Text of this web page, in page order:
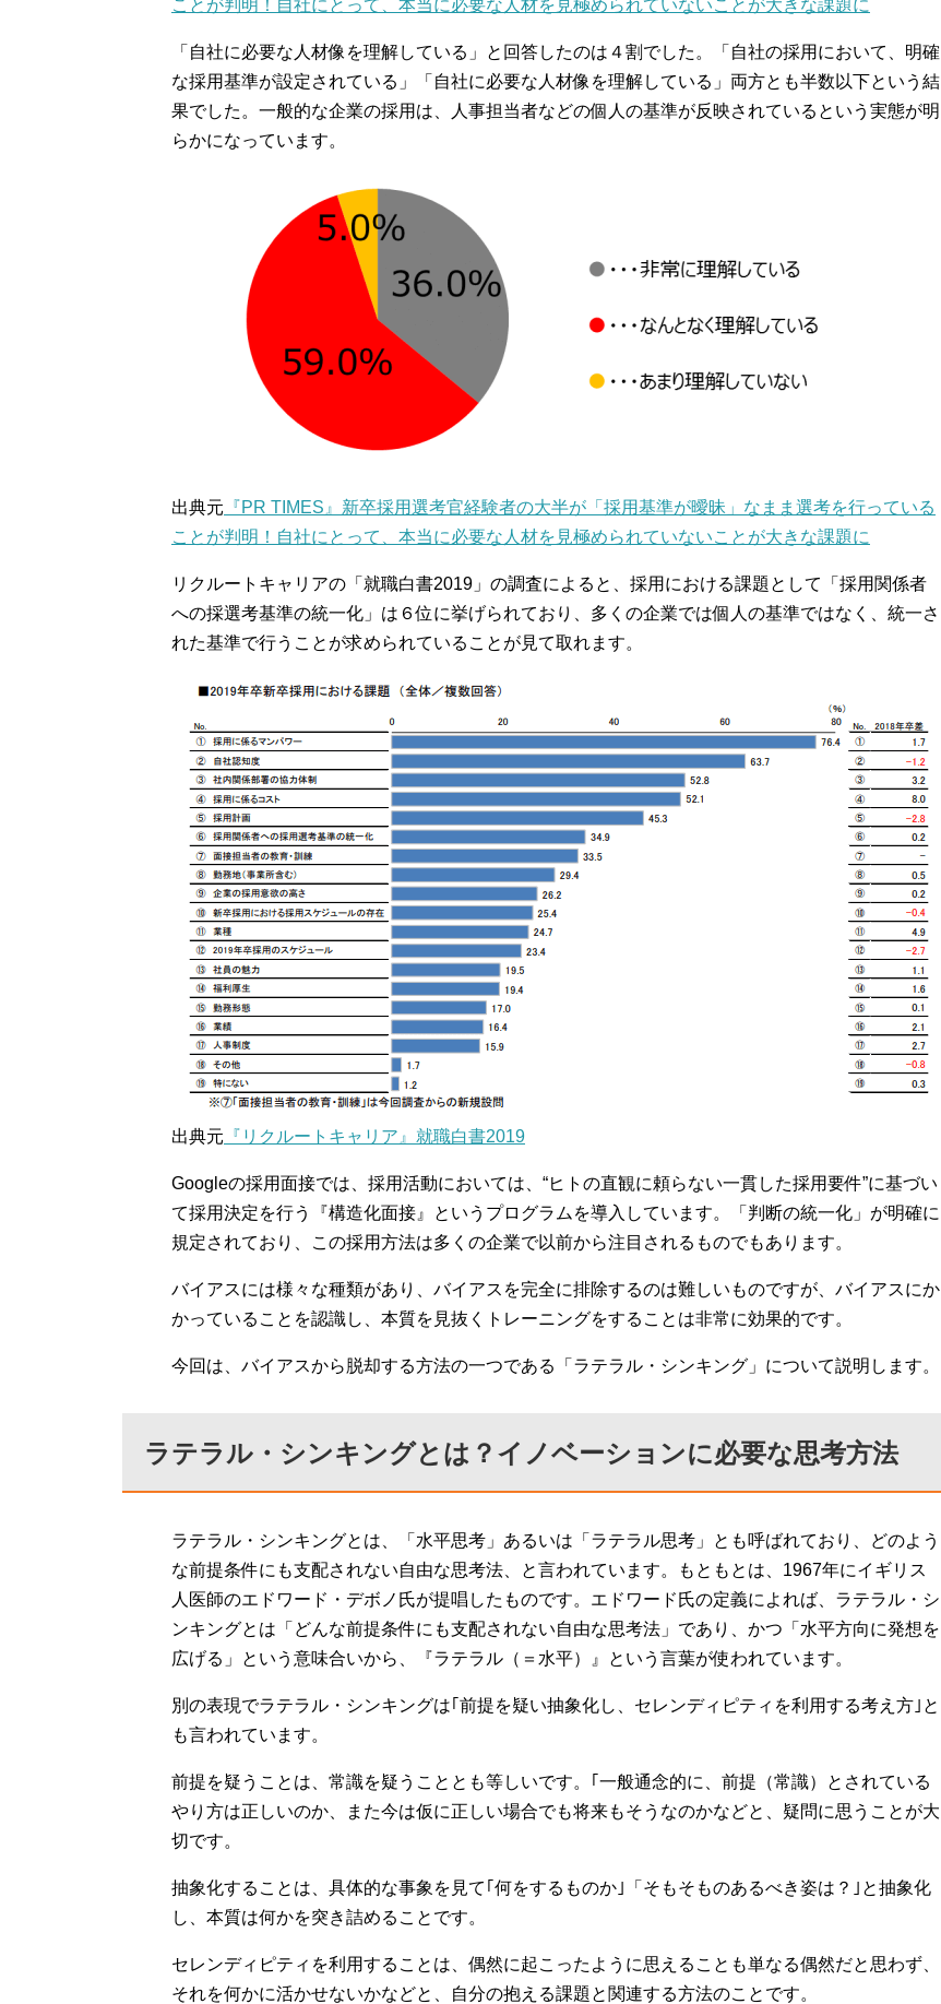
ことが判明！自社にとって、本当に必要な人材を見極められていないことが大きな課題に
「自社に必要な人材像を理解している」と回答したのは４割でした。「自社の採用において、明確
な採用基準が設定されている」「自社に必要な人材像を理解している」両方とも半数以下という結
果でした。一般的な企業の採用は、人事担当者などの個人の基準が反映されているという実態が明
らかになっています。
出典元 『PR TIMES』新卒採用選考官経験者の大半が「採用基準が曖昧」なまま選考を行っている
ことが判明！自社にとって、本当に必要な人材を見極められていないことが大きな課題に
リクルートキャリアの「就職白書2019」の調査によると、採用における課題として「採用関係者
への採選考基準の統一化」は６位に挙げられており、多くの企業では個人の基準ではなく、統一さ
れた基準で行うことが求められていることが見て取れます。
出典元 『リクルートキャリア』就職白書2019
Googleの採用面接では、採用活動においては、“ヒトの直観に頼らない一貫した採用要件”に基づい
て採用決定を行う『構造化面接』というプログラムを導入しています。「判断の統一化」が明確に
規定されており、この採用方法は多くの企業で以前から注目されるものでもあります。
バイアスには様々な種類があり、バイアスを完全に排除するのは難しいものですが、バイアスにか
かっていることを認識し、本質を見抜くトレーニングをすることは非常に効果的です。
今回は、バイアスから脱却する方法の一つである「ラテラル・シンキング」について説明します。
ラテラル・シンキングとは？イノベーションに必要な思考方法
ラテラル・シンキングとは、「水平思考」あるいは「ラテラル思考」とも呼ばれており、どのよう
な前提条件にも支配されない自由な思考法、と言われています。もともとは、1967年にイギリス
人医師のエドワード・デボノ氏が提唱したものです。エドワード氏の定義によれば、ラテラル・シ
ンキングとは「どんな前提条件にも支配されない自由な思考法」であり、かつ「水平方向に発想を
広げる」という意味合いから、『ラテラル（＝水平）』という言葉が使われています。
別の表現でラテラル・シンキングは｢前提を疑い抽象化し、セレンディピティを利用する考え方｣と
も言われています。
前提を疑うことは、常識を疑うこととも等しいです。｢一般通念的に、前提（常識）とされている
やり方は正しいのか、また今は仮に正しい場合でも将来もそうなのかなどと、疑問に思うことが大
切です。
抽象化することは、具体的な事象を見て｢何をするものか｣「そもそものあるべき姿は？｣と抽象化
し、本質は何かを突き詰めることです。
セレンディピティを利用することは、偶然に起こったように思えることも単なる偶然だと思わず、
それを何かに活かせないかなどと、自分の抱える課題と関連する方法のことです。